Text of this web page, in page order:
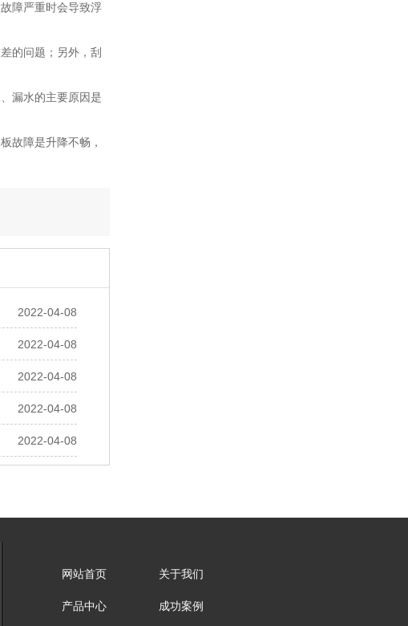
障严重时会导致浮
的问题；另外，刮
漏水的主要原因是
故障是升降不畅，
2022-04-08
2022-04-08
2022-04-08
2022-04-08
2022-04-08
网站首页 关于我们
产品中心 成功案例